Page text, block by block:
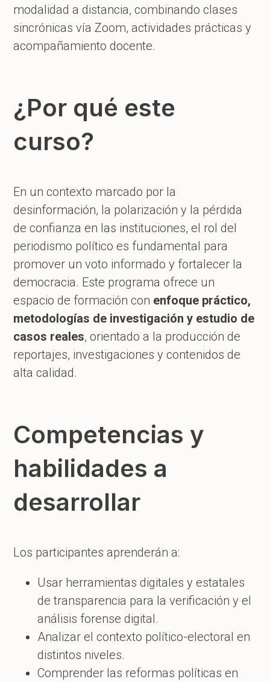
modalidad a distancia, combinando clases
sincrónicas vía Zoom, actividades prácticas y
acompañamiento docente.
¿Por qué este
curso?
En un contexto marcado por la
desinformación, la polarización y la pérdida
de confianza en las instituciones, el rol del
periodismo político es fundamental para
promover un voto informado y fortalecer la
democracia. Este programa ofrece un
espacio de formación con enfoque práctico,
metodologías de investigación y estudio de
casos reales, orientado a la producción de
reportajes, investigaciones y contenidos de
alta calidad.
Competencias y
habilidades a
desarrollar
Los participantes aprenderán a:
Usar herramientas digitales y estatales
de transparencia para la verificación y el
análisis forense digital.
Analizar el contexto político-electoral en
distintos niveles.
Comprender las reformas políticas en